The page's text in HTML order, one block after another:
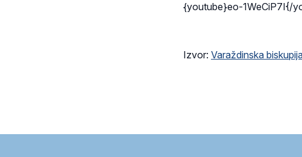
{youtube}eo-1WeCiP7I{/
Izvor: Varaždinska